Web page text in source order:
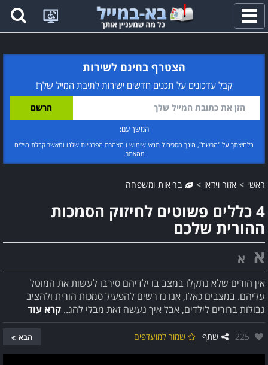
פתח
תפריט
הצטרף בחינם לשירות
קבל עדכונים על תכנים חדשים ישירות לתיבת המייל שלך!
המשך עם:
בלחיצתך על "הרשם", הינך מסכים ל תנאי שימוש ו הצהרת הפרטיות שלנו ומאשר קבלת מיילים
מהאתר.
ראשי > אזור וידאו > בריאות ומשפחה
4 כללים פשוטים לחיזוק הסמכות
ההורית שלכם
א א
אין הורים שלא נתקלו במצב בו ילדיהם סירבו לעשות את המוטל
עליהם. במצבים כאלו, אנו נדרשים להפעיל סמכות הורית ולהציב
גבולות ברורים לילדים, אבל איך נעשה זאת מבלי להג.. קרא עוד
אהבו:
225 שתף שמור למועדפים הבא